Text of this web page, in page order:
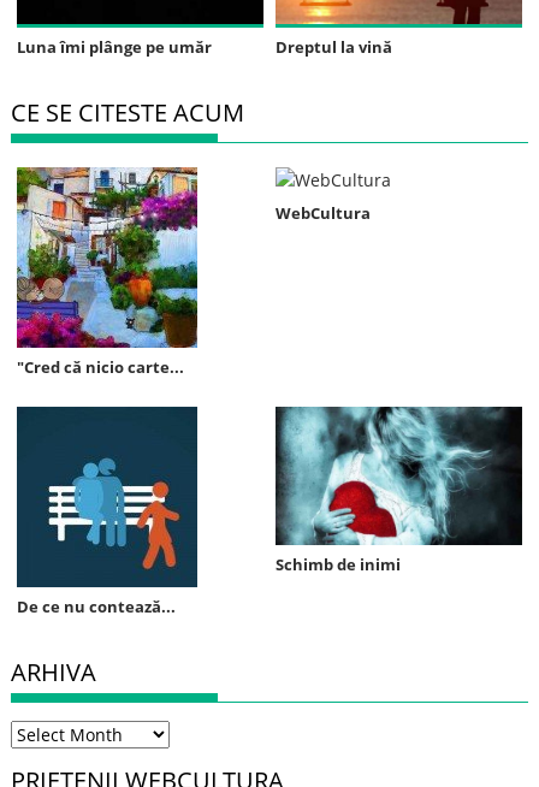
Luna îmi plânge pe umăr Dreptul la vină
CE SE CITESTE ACUM
"Cred că nicio carte...
WebCultura
De ce nu contează...
Schimb de inimi
ARHIVA
Arhiva
PRIETENII WEBCULTURA